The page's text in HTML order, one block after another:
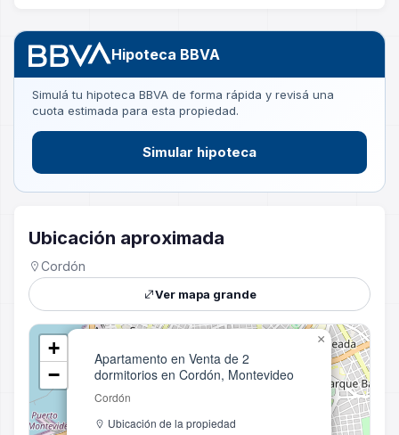
Hipoteca BBVA
Simulá tu hipoteca BBVA de forma rápida y revisá una
cuota estimada para esta propiedad.
Simular hipoteca
Ubicación aproximada
Cordón
Ver mapa grande
Apartamento en Venta de 2
dormitorios en Cordón, Montevideo
Cordón
Ubicación de la propiedad
×
+
−